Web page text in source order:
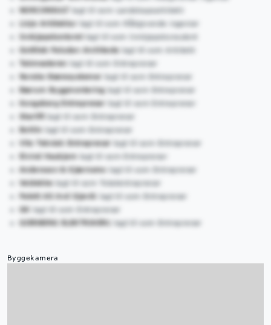
NORCONSULT
lagt til som Landskapsarkitekt
Linje Arkitektur
lagt til som Rådgivende ingeniør
Innkjøpskontoret
lagt til som Innkjøpskonsulent
Gottlieb Paludan Architects lagt til som Arkitekt
Takmesteren
lagt til som Entreprenør
Norske Bæresystemer
lagt til som Entreprenør
Bærum Byggmonteringlagt til som Entreprenør
Kongsberg Entreprenør
lagt til som Entreprenør
Starlift
lagt til som Entreprenør
Bohlin
lagt til som Entreprenør
Vito Teknisk Entreprenør
lagt til som Entreprenør
Eivind Haukjem
lagt til som Entreprenør
Andersson & Kjærnsmo
lagt til som Entreprenør
Veidekke lagt til som Totalentreprenør
Palett AS Avd Gjøvik
lagt til som Entreprenør
GK
lagt til som Entreprenør
GJERBERG ELEKTRIKER1
lagt til som Entreprenør
Byggekamera